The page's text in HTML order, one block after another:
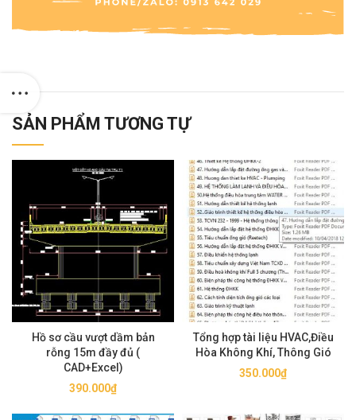
SẢN PHẨM TƯƠNG TỰ
Hồ sơ cầu vượt dầm bản
rỗng 15m đầy đủ (
CAD+Excel)
390.000₫
Tổng hợp tài liệu HVAC,Điều
Hòa Không Khí, Thông Gió
350.000₫